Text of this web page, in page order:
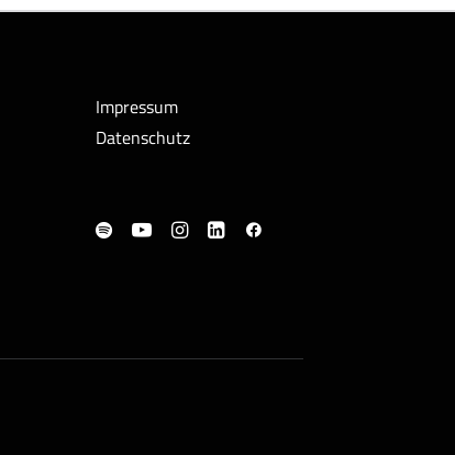
Impressum
Datenschutz